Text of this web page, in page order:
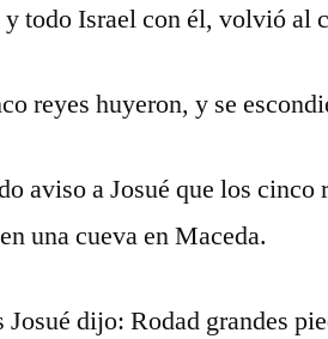
y todo Israel con él, volvió al
reyes huyeron, y se
aviso a Josué que los cinco
una cueva en Maceda.
Josué dijo: Rodad grandes